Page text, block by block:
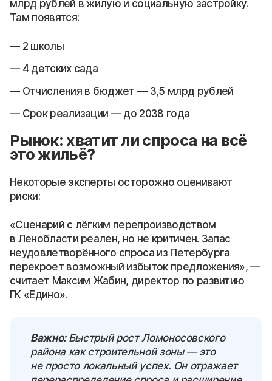
млрд рублей в жилую и социальную застройку.
Там появятся:
2 школы
4 детских сада
Отчисления в бюджет — 3,5 млрд рублей
Срок реализации — до 2038 года
Рынок: хватит ли спроса на всё
это жильё?
Некоторые эксперты осторожно оценивают
риски:
«Сценарий с лёгким перепроизводством
в Ленобласти реален, но не критичен. Запас
неудовлетворённого спроса из Петербурга
перекроет возможный избыток предложения», —
считает Максим Жабин, директор по развитию
ГК «Едино».
Важно: Быстрый рост Ломоносовского
района как строительной зоны — это
не просто локальный успех. Он отражает